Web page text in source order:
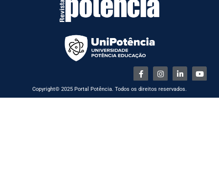
Copyright© 2025 Portal Potência. Todos os direitos reservados.